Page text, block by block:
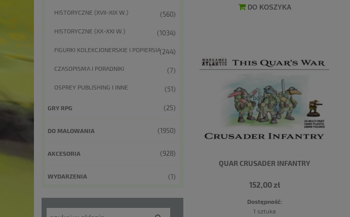
HISTORYCZNE (XVII-XIX W.) (560)
HISTORYCZNE (XX-XXI W.) (1034)
FIGURKI KOLEKCJONERSKIE I POPIERSIA(244)
CZASOPISMA I PORADNIKI (7)
OSPREY PUBLISHING I INNE (51)
GRY RPG (25)
DO MALOWANIA (1950)
AKCESORIA (928)
WYDARZENIA (1)
DO KOSZYKA
QUAR CRUSADER INFANTRY
152,00 zł
Dostępność:
1 sztuka